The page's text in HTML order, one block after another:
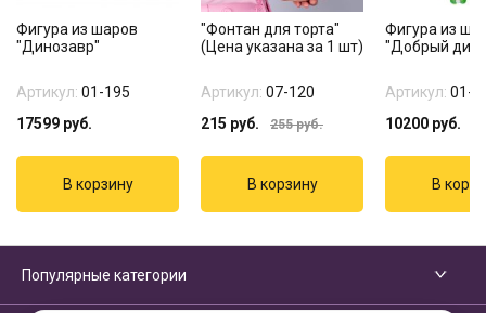
Фигура из шаров
"Динозавр"
Артикул: 01-195
17599 руб.
"Фонтан для торта"
(Цена указана за 1 шт)
Артикул: 07-120
215 руб. 255руб.
Фигура из
"Добрый
Артикул: 01-
10200 руб.
Популярные категории